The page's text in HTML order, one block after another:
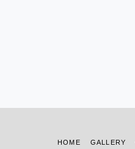
HOME GALLERY